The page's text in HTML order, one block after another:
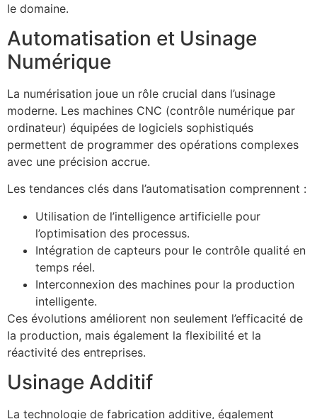
le domaine.
Automatisation et Usinage
Numérique
La numérisation joue un rôle crucial dans l’usinage
moderne. Les machines CNC (contrôle numérique par
ordinateur) équipées de logiciels sophistiqués
permettent de programmer des opérations complexes
avec une précision accrue.
Les tendances clés dans l’automatisation comprennent :
Utilisation de l’intelligence artificielle pour
l’optimisation des processus.
Intégration de capteurs pour le contrôle qualité en
temps réel.
Interconnexion des machines pour la production
intelligente.
Ces évolutions améliorent non seulement l’efficacité de
la production, mais également la flexibilité et la
réactivité des entreprises.
Usinage Additif
La technologie de fabrication additive, également